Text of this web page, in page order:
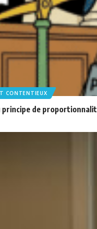
CONTENTIEUX
principe de